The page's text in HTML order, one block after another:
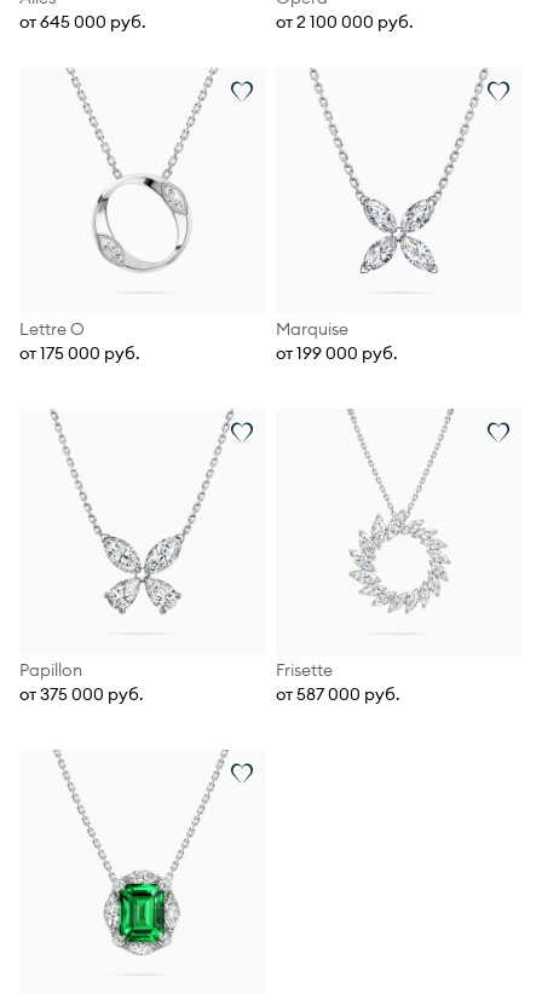
от 645 000 руб.
от 2 100 000 руб.
Lettre О
от 175 000 руб.
Marquise
от 199 000 руб.
Papillon
от 375 000 руб.
Frisette
от 587 000 руб.